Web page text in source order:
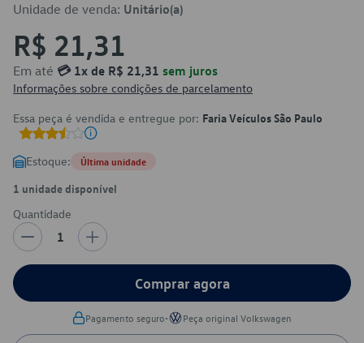
Unidade de venda: Unitário(a)
R$ 21,31
Em até 💳 1x de R$ 21,31 sem juros
Informações sobre condições de parcelamento
Essa peça é vendida e entregue por: Faria Veículos São Paulo
Estoque: Última unidade
1 unidade disponível
Quantidade
1
Comprar agora
Pagamento seguro• Peça original Volkswagen